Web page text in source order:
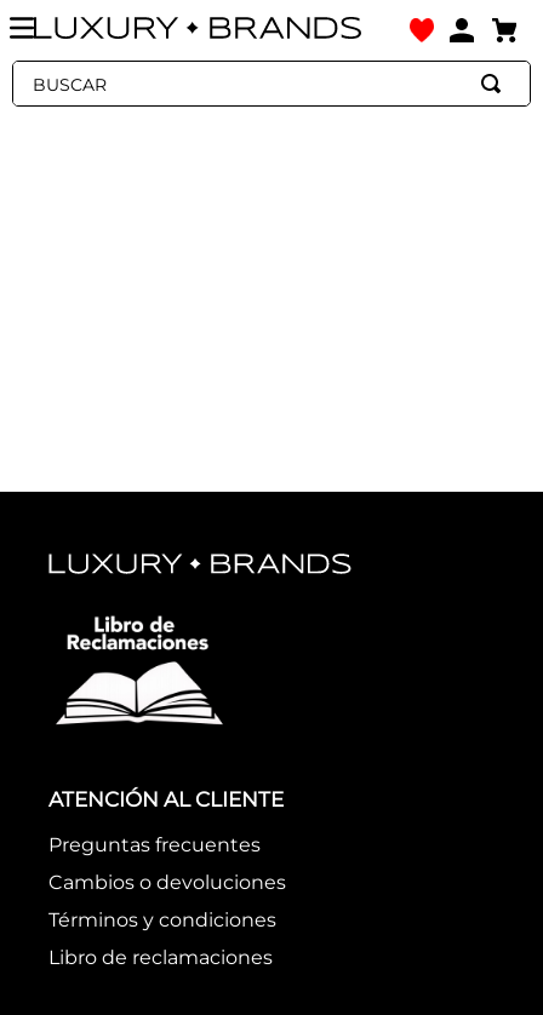
Buscar
ATENCIÓN AL CLIENTE
Preguntas frecuentes
Cambios o devoluciones
Términos y condiciones
Libro de reclamaciones